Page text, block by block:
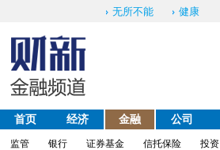
无所不能 健康
首页 经济 金融 公司
监管
银行 证券基金 信托保险 投资